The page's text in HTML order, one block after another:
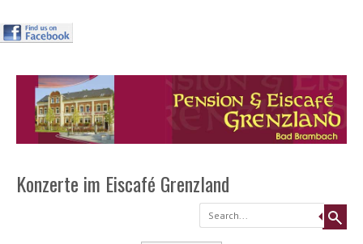
Konzerte im Eiscafé Grenzland
Search